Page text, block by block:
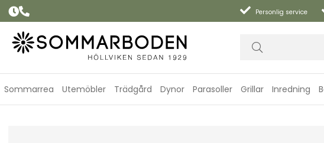
Personlig service
Sommarrea Utemöbler Trädgård Dynor Parasoller Grillar Inredning